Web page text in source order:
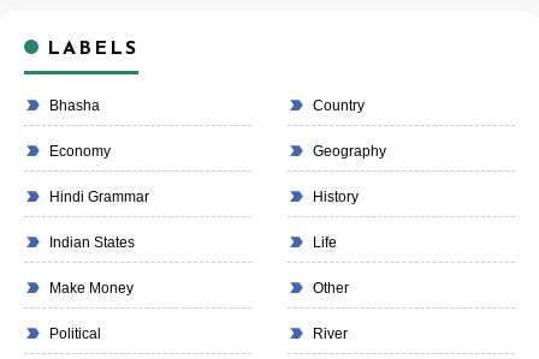
LABELS
Bhasha Country
Economy Geography
Hindi Grammar History
Indian States Life
Make Money Other
Political River